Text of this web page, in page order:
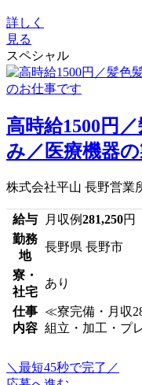
詳しく
見る
スペシャル
高時給1500円
み／医療機器
株式会社平山 長野営業
給与 月収例281,250円
勤務
地
長野県 長野市
寮・
社宅
あり
仕事
内容
≪寮完備・月収
組立・加工・プ
＼最短45秒で完了／